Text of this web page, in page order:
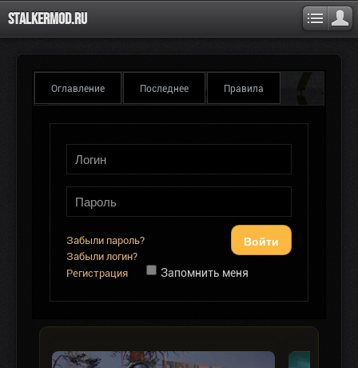
Stalkermod.ru
Оглавление Последнее Правила
Войти
Забыли пароль?
Забыли логин?
Регистрация
Запомнить меня